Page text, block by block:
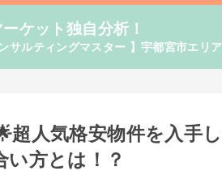
ケット独自分析！
サルティングマスター 】宇都宮市エリ
超人気格安物件を入手
い方とは！？